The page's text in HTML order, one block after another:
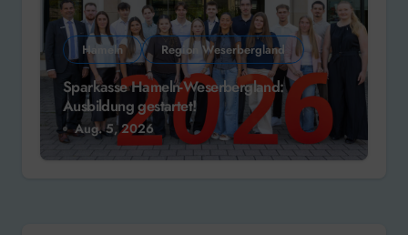
Hameln Region Weserbergland
Sparkasse Hameln-Weserbergland:
Ausbildung gestartet!
Aug. 5, 2026